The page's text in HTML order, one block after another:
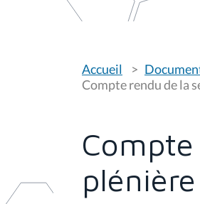
o
u
s
s
i
:
Accueil
Compte rendu de la